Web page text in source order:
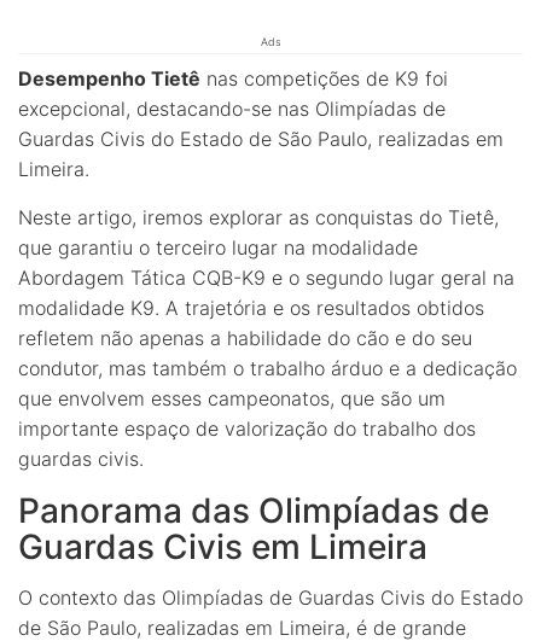
Ads
Desempenho Tietê nas competições de K9 foi
excepcional, destacando-se nas Olimpíadas de
Guardas Civis do Estado de São Paulo, realizadas em
Limeira.
Neste artigo, iremos explorar as conquistas do Tietê,
que garantiu o terceiro lugar na modalidade
Abordagem Tática CQB-K9 e o segundo lugar geral na
modalidade K9. A trajetória e os resultados obtidos
refletem não apenas a habilidade do cão e do seu
condutor, mas também o trabalho árduo e a dedicação
que envolvem esses campeonatos, que são um
importante espaço de valorização do trabalho dos
guardas civis.
Panorama das Olimpíadas de
Guardas Civis em Limeira
O contexto das Olimpíadas de Guardas Civis do Estado
de São Paulo, realizadas em Limeira, é de grande